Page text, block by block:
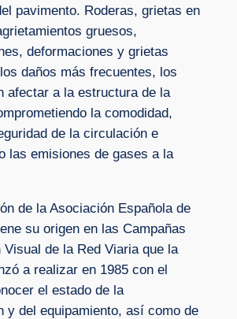
pavimento. Roderas, grietas en
gruesos,
deformaciones y grietas
daños más frecuentes, los
afectar a la estructura de la
la comodidad,
de la circulación e
las emisiones de gases a la
de la Asociación Española de
su origen en las Campañas
de la Red Viaria que la
a realizar en 1985 con el
el estado de la
y del equipamiento, así como de